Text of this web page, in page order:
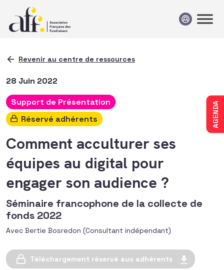
AGENDA
Revenir au centre de ressources
28 Juin 2022
Support de Présentation
Réservé adhérents
Comment acculturer ses
équipes au digital pour
engager son audience ?
Séminaire francophone de la collecte de
fonds 2022
Avec Bertie Bosredon (Consultant indépendant)
Téléchargement réservé aux adhérents